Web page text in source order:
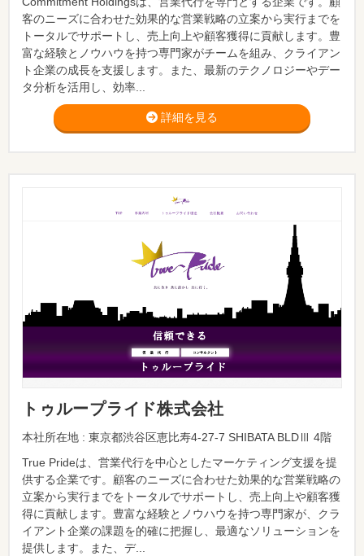
客のニーズに合わせた効果的な営業戦略の立案から実行までを
トータルでサポートし、売上向上や顧客獲得に貢献します。豊
富な経験とノウハウを持つ専門家がチームを組み、クライアン
ト企業の成長を支援します。また、最新のテクノロジーやデー
タ分析を活用し、効率...
詳細を見る
トゥループライド株式会社
本社所在地 : 東京都渋谷区恵比寿4-27-7 SHIBATA BLDⅢ 4階
True Prideは、営業代行を中心としたマーケティング支援を提
供する企業です。顧客のニーズに合わせた効果的な営業戦略の
立案から実行までをトータルでサポートし、売上向上や顧客獲
得に貢献します。豊富な経験とノウハウを持つ専門家が、クラ
イアント企業の課題を的確に把握し、最適なソリューションを
提供します。また、デ...